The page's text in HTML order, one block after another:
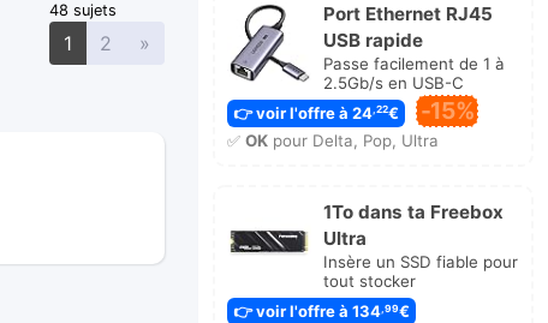
48 sujets
1 2 »
Port Ethernet RJ45
USB rapide
Passe facilement de 1 à
2.5Gb/s en USB-C
👉 voir l'offre à 24,22€ -15%
✅ OKpour Delta, Pop, Ultra
1To dans ta Freebox
Ultra
Insère un SSD fiable pour
tout stocker
👉 voir l'offre à 134 ,99€